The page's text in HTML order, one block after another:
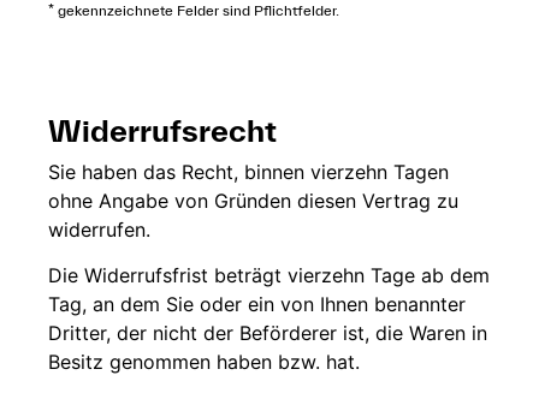
* gekennzeichnete Felder sind Pflichtfelder.
Widerrufsrecht
Sie haben das Recht, binnen vierzehn Tagen
ohne Angabe von Gründen diesen Vertrag zu
widerrufen.
Die Widerrufsfrist beträgt vierzehn Tage ab dem
Tag, an dem Sie oder ein von Ihnen benannter
Dritter, der nicht der Beförderer ist, die Waren in
Besitz genommen haben bzw. hat.